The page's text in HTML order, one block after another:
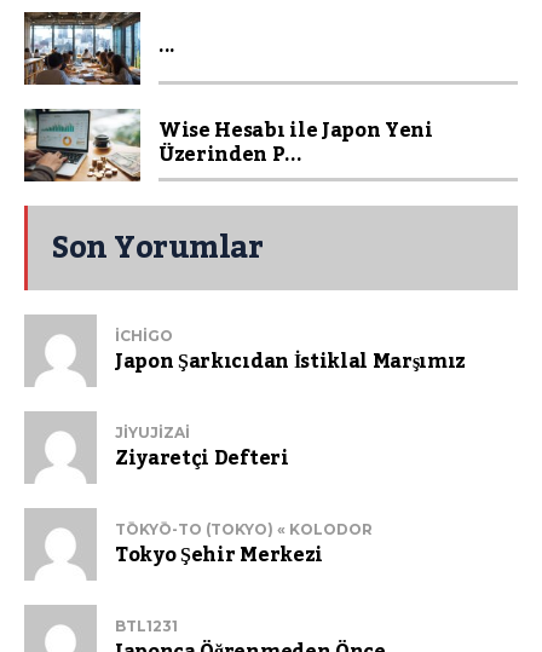
...
Wise Hesabı ile Japon Yeni
Üzerinden P...
Son Yorumlar
ICHIGO
Japon Şarkıcıdan İstiklal Marşımız
JIYUJIZAI
Ziyaretçi Defteri
TŌKYŌ-TO (TOKYO) « KOLODOR
Tokyo Şehir Merkezi
BTL1231